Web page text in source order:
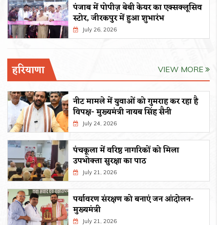
पंजाब में पोपीज़ बेबी केयर का एक्सक्लूसिव
स्टोर, जीरकपुर में हुआ शुभारंभ
July 26, 2026
हरियाणा VIEW MORE
नीट मामले में युवाओं को गुमराह कर रहा है
विपक्ष- मुख्यमंत्री नायब सिंह सैनी
July 24, 2026
पंचकूला में वरिष्ठ नागरिकों को मिला
उपभोक्ता सुरक्षा का पाठ
July 21, 2026
पर्यावरण संरक्षण को बनाएं जन आंदोलन-
मुख्यमंत्री
July 21, 2026